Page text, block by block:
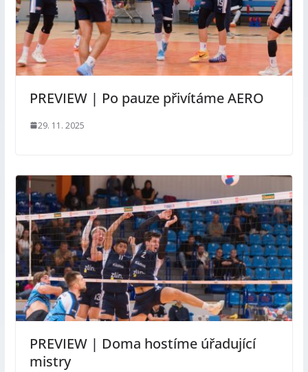
PREVIEW | Po pauze přivítáme AERO
29. 11. 2025
PREVIEW | Doma hostíme úřadující
mistry